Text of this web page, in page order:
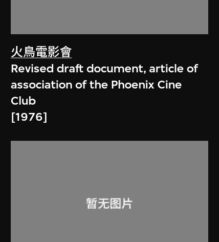
火鳥電影會
Revised draft document, article of
association of the Phoenix Cine
Club
[1976]